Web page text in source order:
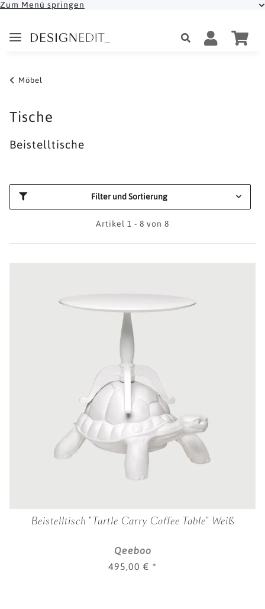
Zum Menü springen
Möbel
Tische
Beistelltische
Filter und Sortierung
Artikel 1 - 8 von 8
Beistelltisch "Turtle Carry Coffee Table" Weiß
Qeeboo
495,00 € *